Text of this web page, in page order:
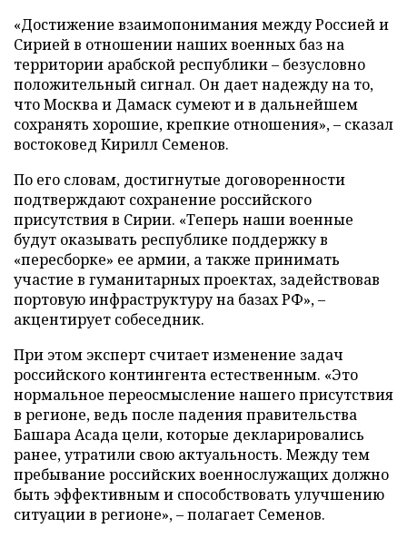
«Достижение взаимопонимания между Россией и
Сирией в отношении наших военных баз на
территории арабской республики – безусловно
положительный сигнал. Он дает надежду на то,
что Москва и Дамаск сумеют и в дальнейшем
сохранять хорошие, крепкие отношения», – сказал
востоковед Кирилл Семенов.
По его словам, достигнутые договоренности
подтверждают сохранение российского
присутствия в Сирии. «Теперь наши военные
будут оказывать республике поддержку в
«пересборке» ее армии, а также принимать
участие в гуманитарных проектах, задействовав
портовую инфраструктуру на базах РФ», –
акцентирует собеседник.
При этом эксперт считает изменение задач
российского контингента естественным. «Это
нормальное переосмысление нашего присутствия
в регионе, ведь после падения правительства
Башара Асада цели, которые декларировались
ранее, утратили свою актуальность. Между тем
пребывание российских военнослужащих должно
быть эффективным и способствовать улучшению
ситуации в регионе», – полагает Семенов.